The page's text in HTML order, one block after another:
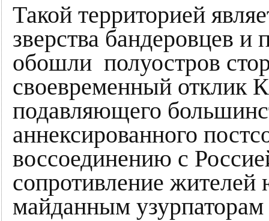
Такой территорией
зверства бандеровцев
обошли полуостров
своевременный отклик
подавляющего
аннексированного
воссоединению с
сопротивление
майданным узурпаторам